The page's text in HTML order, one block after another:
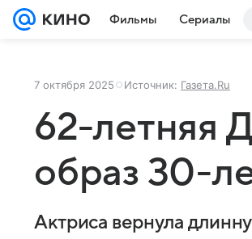
Фильмы Сериалы
7 октября 2025 Источник: Газета.Ru
62-летняя
образ 30-
Актриса вернула